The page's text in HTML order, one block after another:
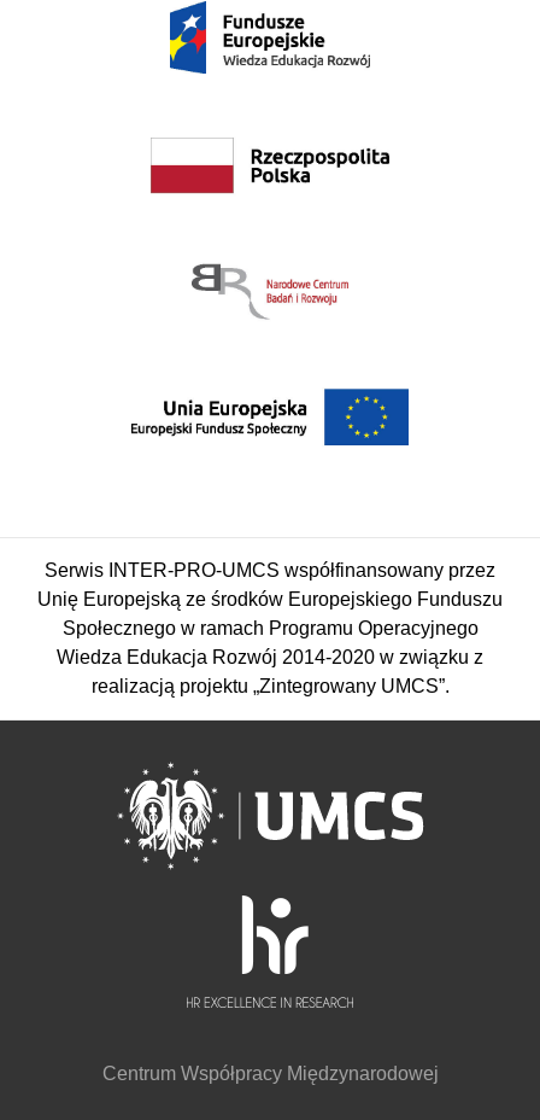
Serwis INTER-PRO-UMCS współfinansowany przez
Unię Europejską ze środków Europejskiego Funduszu
Społecznego w ramach Programu Operacyjnego
Wiedza Edukacja Rozwój 2014-2020 w związku z
realizacją projektu „Zintegrowany UMCS”.
Centrum Współpracy Międzynarodowej